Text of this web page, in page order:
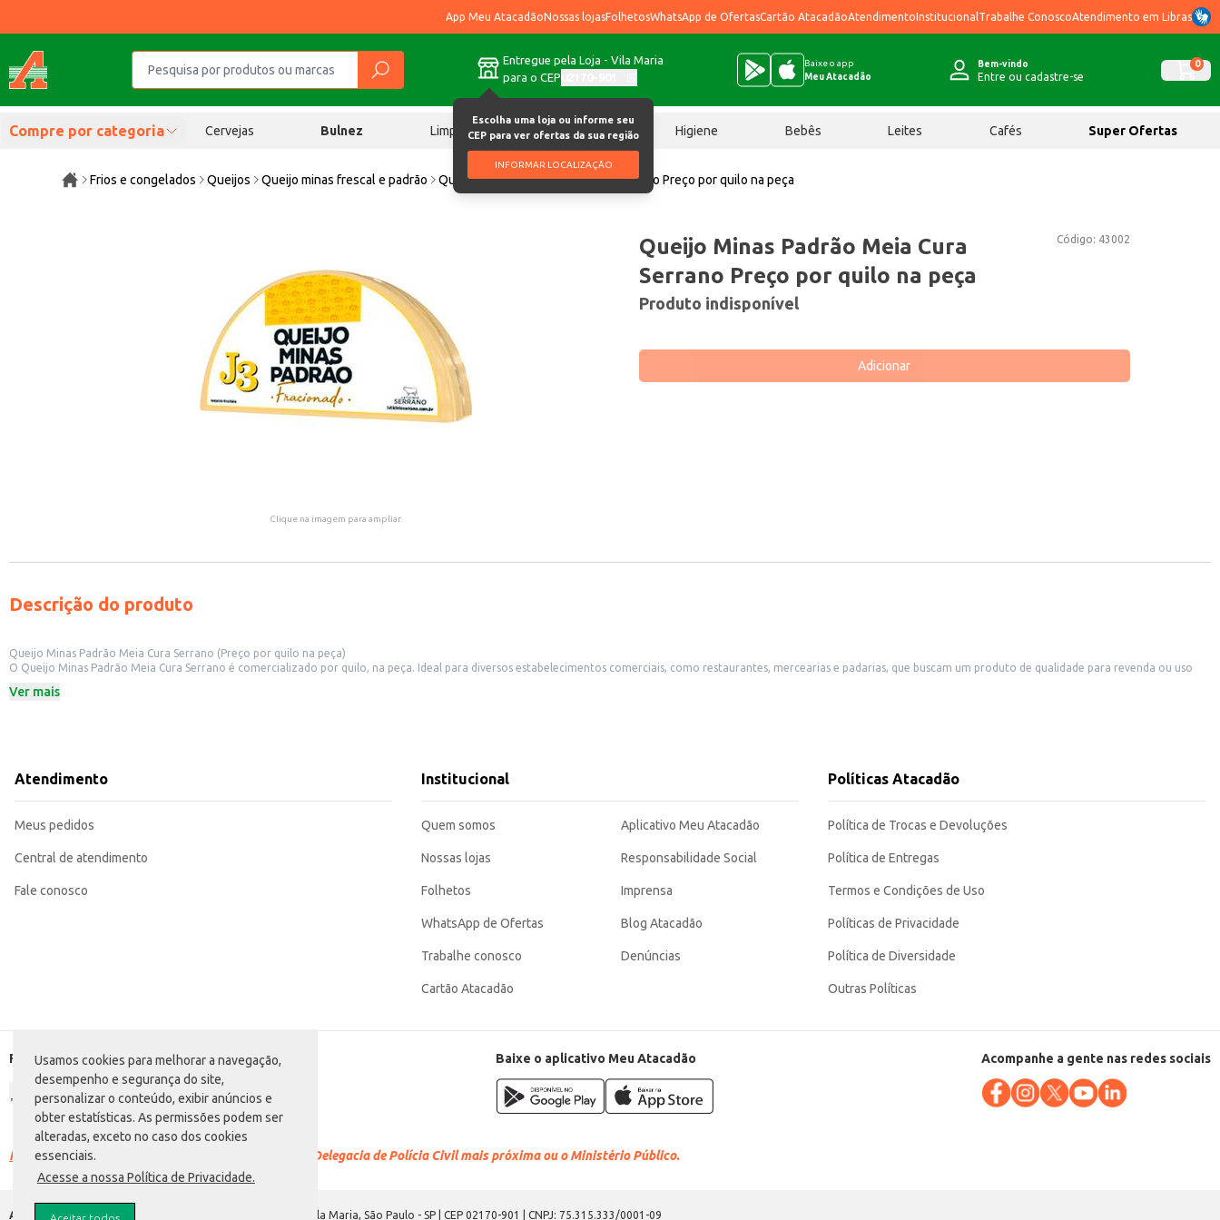
Usamos cookies para melhorar a navegação,
desempenho e segurança do site,
personalizar o conteúdo, exibir anúncios e
obter estatísticas. As permissões podem ser
alteradas, exceto no caso dos cookies
essenciais.
Acesse a nossa Política de Privacidade.
Aceitar todos
App Meu AtacadãoNossas lojasFolhetosWhatsApp de OfertasCartão AtacadãoAtendimentoInstitucional Trabalhe ConoscoAtendimento em Libras
Entregue pela Loja - Vila Maria
para o CEP
Escolha uma loja ou informe seu
CEP para ver ofertas da sua região
INFORMAR LOCALIZAÇÃO
Baixe o app
Meu Atacadão
Bem-vindo
Entre ou cadastre-se
0
Compre por categoria Cervejas Bulnez Limpeza Chocolates Higiene Bebês Leites Cafés Super Ofertas
Frios e congelados Queijos Queijo minas frescal e padrão Queijo Minas Padrão Meia Cura Serrano Preço por quilo na peça
Clique na imagem para ampliar.
Código: 43002
Queijo Minas Padrão Meia Cura
Serrano Preço por quilo na peça
Produto indisponível
Adicionar
Descrição do produto
Queijo Minas Padrão Meia Cura Serrano (Preço por quilo na peça)
O Queijo Minas Padrão Meia Cura Serrano é comercializado por quilo, na peça. Ideal para diversos estabelecimentos comerciais, como restaurantes, mercearias e padarias, que buscam um produto de qualidade para revenda ou uso
Formato:
Perfeito para incrementar sanduíches e lanches.
Pode ser utilizado em receitas de massas e molhos.
confiável e saboroso.
Ver mais
Atendimento
Meus pedidos
Central de atendimento
Fale conosco
Institucional
Quem somos
Nossas lojas
Folhetos
WhatsApp de Ofertas
Trabalhe conosco
Cartão Atacadão
Aplicativo Meu Atacadão
Responsabilidade Social
Imprensa
Blog Atacadão
Denúncias
Políticas Atacadão
Política de Trocas e Devoluções
Política de Entregas
Termos e Condições de Uso
Políticas de Privacidade
Política de Diversidade
Outras Políticas
Formas de pagamento Baixe o aplicativo Meu Atacadão Acompanhe a gente nas redes sociais
Racismo é crime. Denuncie. Disque 100 ou procure a Delegacia de Polícia Civil mais próxima ou o Ministério Público.
Atacadão S.A. Avenida Morvan Dias de Figueiredo, 6169, Vila Maria, São Paulo - SP | CEP 02170-901 | CNPJ: 75.315.333/0001-09